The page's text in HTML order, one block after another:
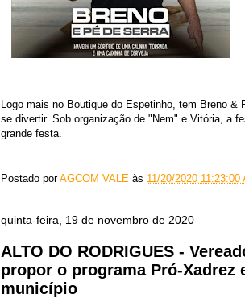
Logo mais no Boutique do Espetinho, tem Breno
se divertir. Sob organização de "Nem" e Vitória, a
grande festa.
Postado porAGCOM VALE às 11/20/2020 11:23:00
quinta-feira, 19 de novembro de 2020
ALTO DO RODRIGUES -
propor o programa Pró-
município